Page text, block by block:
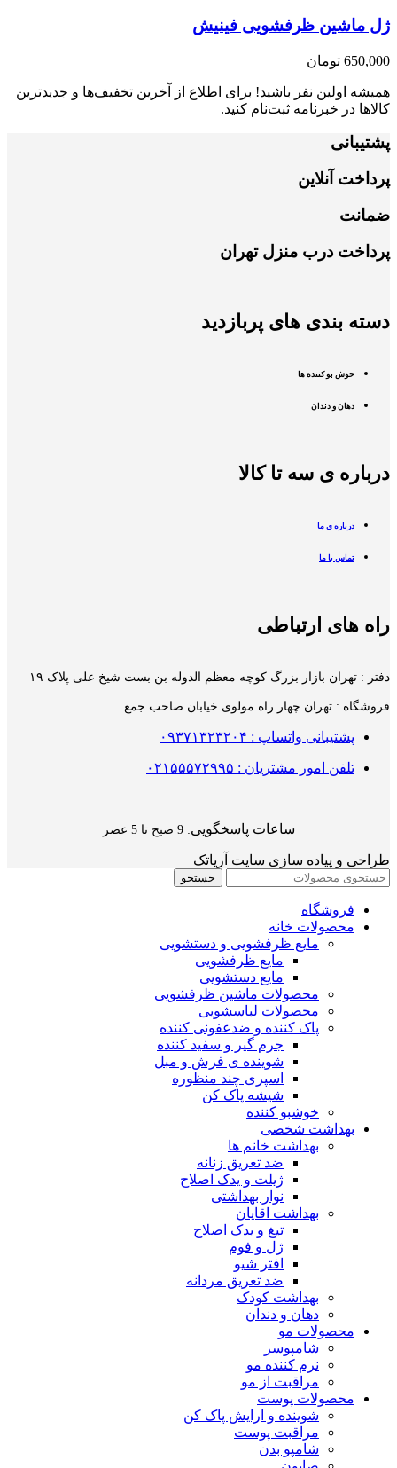
ژل ماشین ظرفشویی فینیش
650,000 تومان
همیشه اولین نفر باشید! برای اطلاع از آخرین تخفیف‌ها و جدیدترین
کالاها در خبرنامه ثبت‌نام کنید.
پشتیبانی
پرداخت آنلاین
ضمانت
پرداخت درب منزل تهران
دسته بندی های پربازدید
خوش بو کننده ها
دهان و دندان
درباره ی سه تا کالا
درباره ی ما
تماس با ما
راه های ارتباطی
دفتر : تهران بازار بزرگ کوچه معظم الدوله بن بست شیخ علی پلاک ۱۹
فروشگاه : تهران چهار راه مولوی خیابان صاحب جمع
پشتیبانی واتساپ : ۰۹۳۷۱۳۲۳۲۰۴
تلفن امور مشتریان : ۰۲۱۵۵۵۷۲۹۹۵
ساعات پاسخگویی: 9 صبح تا 5 عصر
طراحی و پیاده سازی سایت آریاتک
جستجو
فروشگاه
محصولات خانه
مایع ظرفشویی و دستشویی
مایع ظرفشویی
مایع دستشویی
محصولات ماشین ظرفشویی
محصولات لباسشویی
پاک کننده و ضدعفونی کننده
جرم گیر و سفید کننده
شوینده ی فرش و مبل
اسپری چند منظوره
شیشه پاک کن
خوشبو کننده
بهداشت شخصی
بهداشت خانم ها
ضد تعریق زنانه
ژیلت و یدک اصلاح
نوار بهداشتی
بهداشت اقایان
تیغ و یدک اصلاح
ژل و فوم
افتر شیو
ضد تعریق مردانه
بهداشت کودک
دهان و دندان
محصولات مو
شامپوسر
نرم کننده مو
مراقبت از مو
محصولات پوست
شوینده و ارایش پاک کن
مراقبت پوست
شامپو بدن